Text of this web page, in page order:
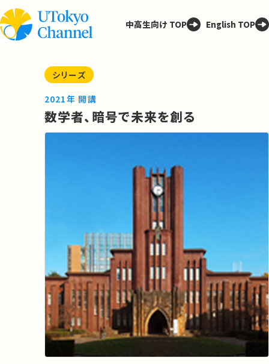
中高生向け TOP English TOP
シリーズ
2021年 開講
数学者、暗号で未来を創る